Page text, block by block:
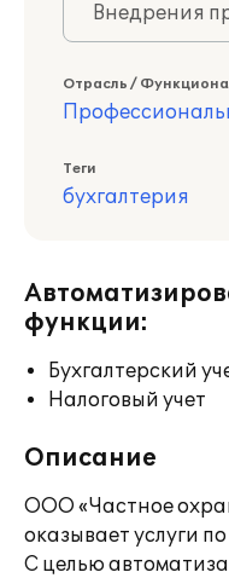
Внедрения
Отрасль /
Теги
бухгалтерия
функции:
Бухгалтерский
Налоговый учет
Описание
ООО «Частное
оказывает услуги
С целью